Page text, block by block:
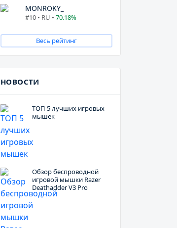
MONROKY_
#10 • RU • 70.18%
Весь рейтинг
НОВОСТИ
ТОП 5 лучших игровых
мышек
Обзор беспроводной
игровой мышки Razer
Deathadder V3 Pro